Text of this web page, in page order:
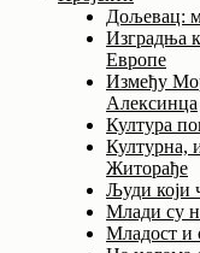
Дољевац:
Изградња
Европе
Између
Алексинца
Култура
Културна,
Житорађе
Људи који
Млади су
Младост и